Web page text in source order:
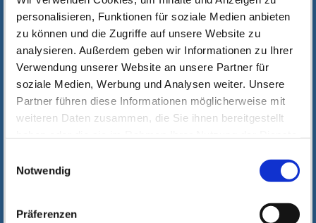
personalisieren, Funktionen für soziale Medien anbieten
zu können und die Zugriffe auf unsere Website zu
analysieren. Außerdem geben wir Informationen zu Ihrer
Verwendung unserer Website an unsere Partner für
soziale Medien, Werbung und Analysen weiter. Unsere
Partner führen diese Informationen möglicherweise mit
weiteren Daten zusammen, die Sie ihnen bereitgestellt
Datenschutzhinweise
Notwendig
Präferenzen